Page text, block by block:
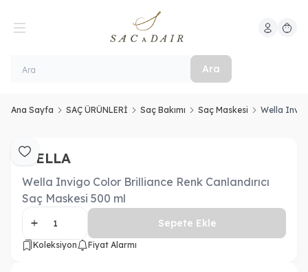
Ara
Hesabım
Ana Sayfa SAÇ ÜRÜNLERİ Saç Bakımı Saç Maskesi Wella
Favoriye Ekle
WELLA
Wella Invigo Color Brilliance Renk Canlandırıcı
Saç Maskesi 500 ml
Sepete Ekle
Koleksiyon Fiyat Alarmı